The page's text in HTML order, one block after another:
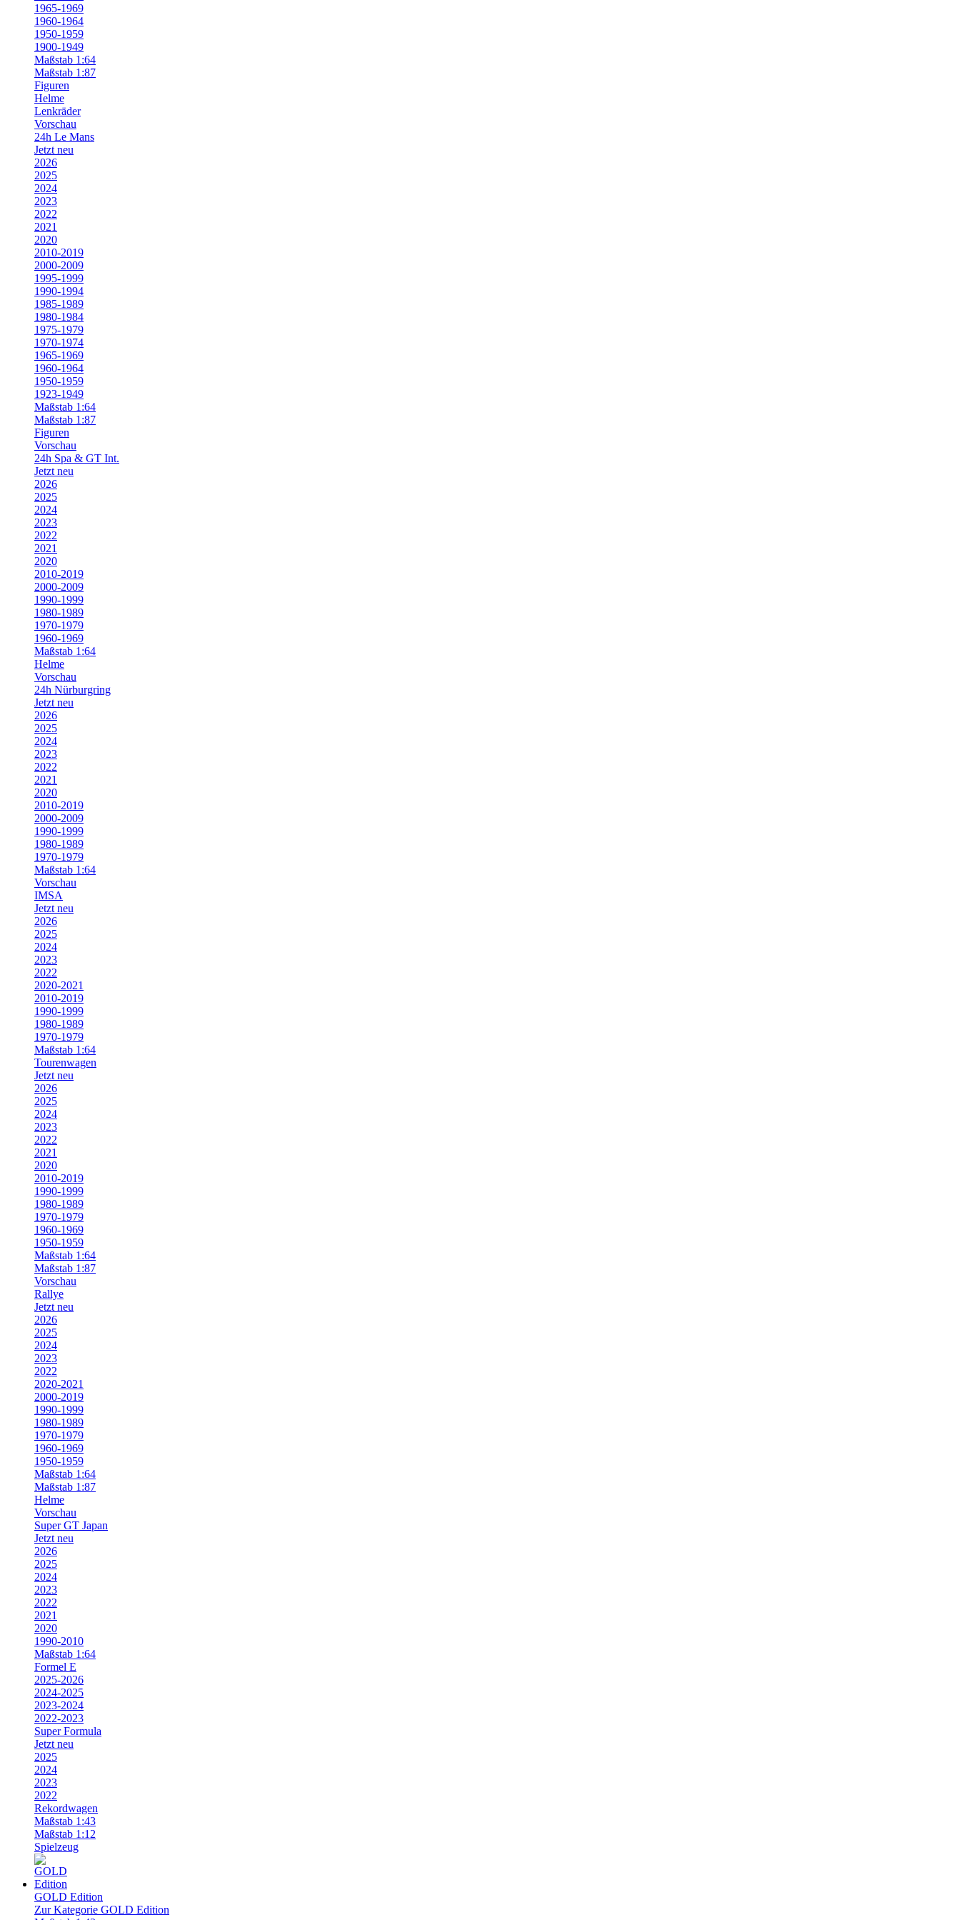
1965-1969
1960-1964
1950-1959
1900-1949
Maßstab 1:64
Maßstab 1:87
Figuren
Helme
Lenkräder
Vorschau
24h Le Mans
Jetzt neu
2026
2025
2024
2023
2022
2021
2020
2010-2019
2000-2009
1995-1999
1990-1994
1985-1989
1980-1984
1975-1979
1970-1974
1965-1969
1960-1964
1950-1959
1923-1949
Maßstab 1:64
Maßstab 1:87
Figuren
Vorschau
24h Spa & GT Int.
Jetzt neu
2026
2025
2024
2023
2022
2021
2020
2010-2019
2000-2009
1990-1999
1980-1989
1970-1979
1960-1969
Maßstab 1:64
Helme
Vorschau
24h Nürburgring
Jetzt neu
2026
2025
2024
2023
2022
2021
2020
2010-2019
2000-2009
1990-1999
1980-1989
1970-1979
Maßstab 1:64
Vorschau
IMSA
Jetzt neu
2026
2025
2024
2023
2022
2020-2021
2010-2019
1990-1999
1980-1989
1970-1979
Maßstab 1:64
Tourenwagen
Jetzt neu
2026
2025
2024
2023
2022
2021
2020
2010-2019
1990-1999
1980-1989
1970-1979
1960-1969
1950-1959
Maßstab 1:64
Maßstab 1:87
Vorschau
Rallye
Jetzt neu
2026
2025
2024
2023
2022
2020-2021
2000-2019
1990-1999
1980-1989
1970-1979
1960-1969
1950-1959
Maßstab 1:64
Maßstab 1:87
Helme
Vorschau
Super GT Japan
Jetzt neu
2026
2025
2024
2023
2022
2021
2020
1990-2010
Maßstab 1:64
Formel E
2025-2026
2024-2025
2023-2024
2022-2023
Super Formula
Jetzt neu
2025
2024
2023
2022
Rekordwagen
Maßstab 1:43
Maßstab 1:12
Spielzeug
GOLD Edition
Zur Kategorie GOLD Edition